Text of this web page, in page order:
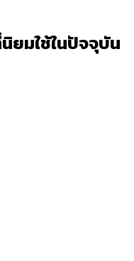
ยมใช้ในปัจจุบัน